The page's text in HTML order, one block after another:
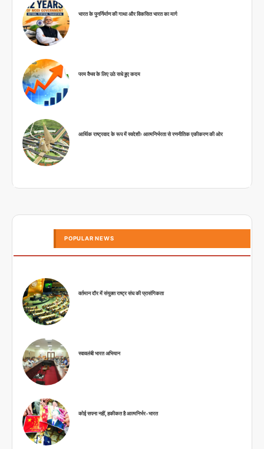
भारत के पुनर्निर्माण की गाथा और विकसित भारत का मार्ग
परम वैभव के लिए उठे सधे हुए कदम
आर्थिक राष्ट्रवाद के रूप में स्वदेशीः आत्मनिर्भरता से रणनीतिक एकीकरण की ओर
POPULAR NEWS
वर्तमान दौर में संयुक्त राष्ट्र संघ की प्रासंगिकता
स्वावलंबी भारत अभियान
कोई सपना नहीं, हकीकत है आत्मनिर्भर-भारत